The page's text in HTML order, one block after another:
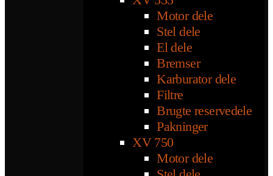
Motor dele
Stel dele
El dele
Bremser
Karburator dele
Filtre
Brugte reservedele
Pakninger
XV 750
Motor dele